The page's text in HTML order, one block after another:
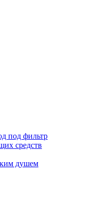
под фильтр
средств
душем